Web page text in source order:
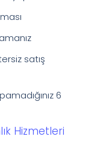
satış
6
Hizmetleri